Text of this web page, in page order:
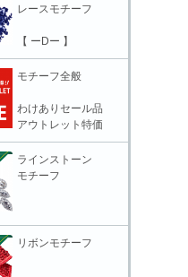
レースモチーフ
【 ーDー 】
モチーフ全般
わけありセール品
アウトレット特価
ラインストーン
モチーフ
リボンモチーフ